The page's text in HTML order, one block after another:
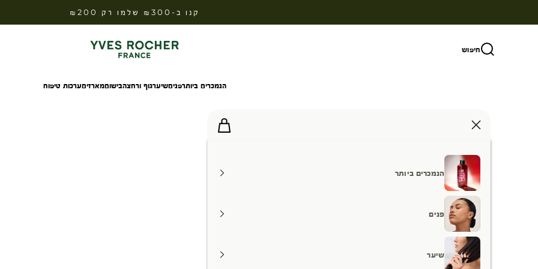
קנו ב-₪300 שלמו רק ₪200
חיפוש Yves Rocher Israel
הנמכרים ביותרפניםשיערגוף ורחצהבישוםמארזיםערכות טיפוח
הנמכרים ביותר
פנים
שיער